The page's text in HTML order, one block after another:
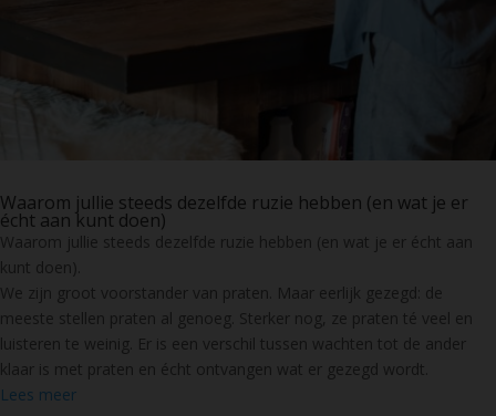
Waarom jullie steeds dezelfde ruzie hebben (en wat je er
écht aan kunt doen)
Waarom jullie steeds dezelfde ruzie hebben (en wat je er écht aan
kunt doen).
We zijn groot voorstander van praten. Maar eerlijk gezegd: de
meeste stellen praten al genoeg. Sterker nog, ze praten té veel en
luisteren te weinig. Er is een verschil tussen wachten tot de ander
klaar is met praten en écht ontvangen wat er gezegd wordt.
Lees meer